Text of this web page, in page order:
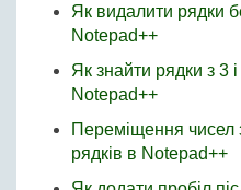
Як видалити рядки
Notepad++
Як знайти рядки з 3
Notepad++
Переміщення чисел
рядків в Notepad++